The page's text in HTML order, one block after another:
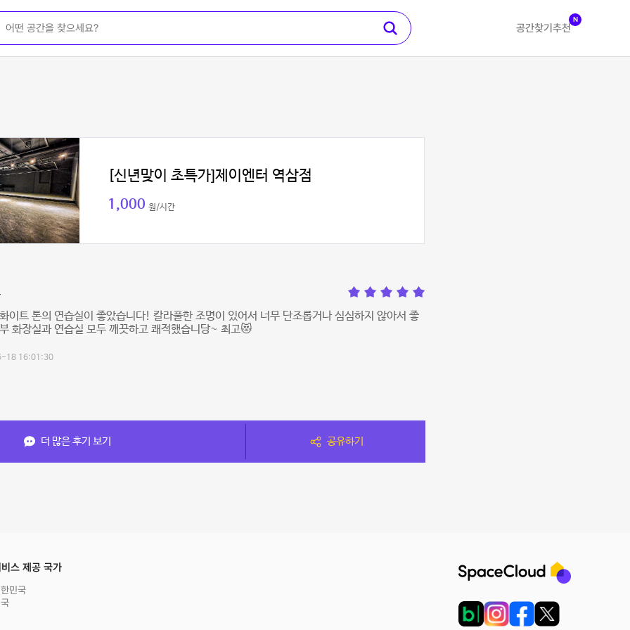
공간찾기 추천
N
[신년맞이 초특가]제이엔터 역삼점
1,000 원/시간
이트 톤의 연습실이 좋았습니다! 칼라풀한 조명이 있어서 너무 단조롭거나 심심하지 않아서 좋
화장실과 연습실 모두 깨끗하고 쾌적했습니당~ 최고😻
18 16:01:30
더 많은 후기 보기 공유하기
스 제공 국가
민국